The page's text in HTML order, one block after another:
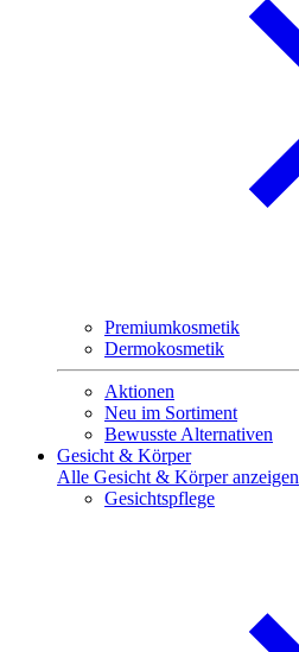
Premiumkosmetik
Dermokosmetik
Aktionen
Neu im Sortiment
Bewusste Alternativen
Gesicht & Körper
Alle Gesicht & Körper anzeigen
Gesichtspflege